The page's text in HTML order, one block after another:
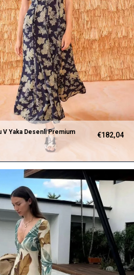
V Yaka Desenli Premium
€182,04